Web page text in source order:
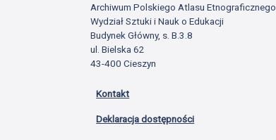
Archiwum Polskiego Atlasu Etnograficznego
Wydział Sztuki i Nauk o Edukacji
Budynek Główny, s. B.3.8
ul. Bielska 62
43-400 Cieszyn
Kontakt
Deklaracja dostępności